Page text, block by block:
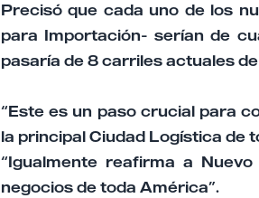
Precisó que cada uno de los
para Importación- serían de
pasaría de 8 carriles actuales de
“Este es un paso crucial para
la principal Ciudad Logística de
“Igualmente reafirma a
negocios de toda América”.